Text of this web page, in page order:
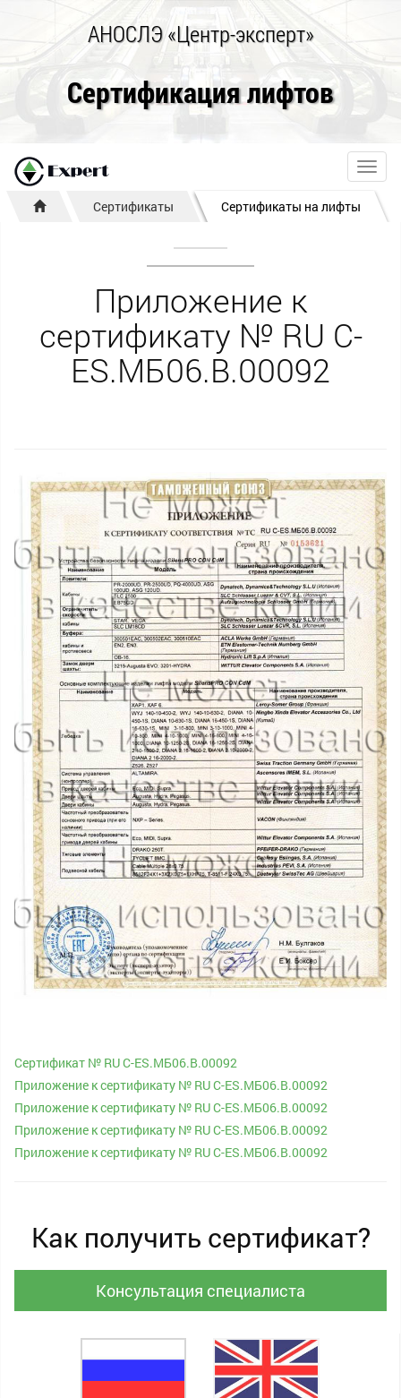
АНОСЛЭ «Центр-эксперт»
Сертификация лифтов
Сертификаты Сертификаты на лифты
Приложение к
сертификату № RU С-
ES.МБ06.B.00092
Сертификат № RU С-ES.МБ06.B.00092
Приложение к сертификату № RU С-ES.МБ06.B.00092
Приложение к сертификату № RU С-ES.МБ06.B.00092
Приложение к сертификату № RU С-ES.МБ06.B.00092
Приложение к сертификату № RU С-ES.МБ06.B.00092
Как получить сертификат?
Консультация специалиста